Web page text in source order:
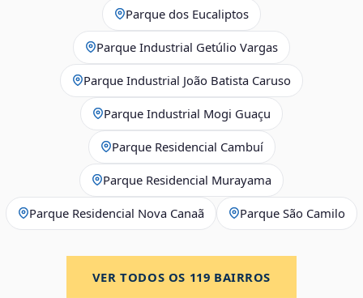
Parque dos Eucaliptos
Parque Industrial Getúlio Vargas
Parque Industrial João Batista Caruso
Parque Industrial Mogi Guaçu
Parque Residencial Cambuí
Parque Residencial Murayama
Parque Residencial Nova Canaã Parque São Camilo
VER TODOS OS 119 BAIRROS